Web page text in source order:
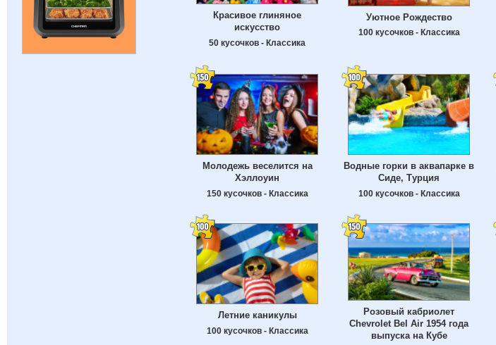
Красивое глиняное
искусство
50 кусочков - Классика
Уютное Рождество
100 кусочков - Классика
Молодежь веселится на
Хэллоуин
150 кусочков - Классика
Водные горки в аквапарке в
Сиде, Турция
100 кусочков - Классика
Летние каникулы
100 кусочков - Классика
Розовый кабриолет
Chevrolet Bel Air 1954 года
выпуска на Кубе